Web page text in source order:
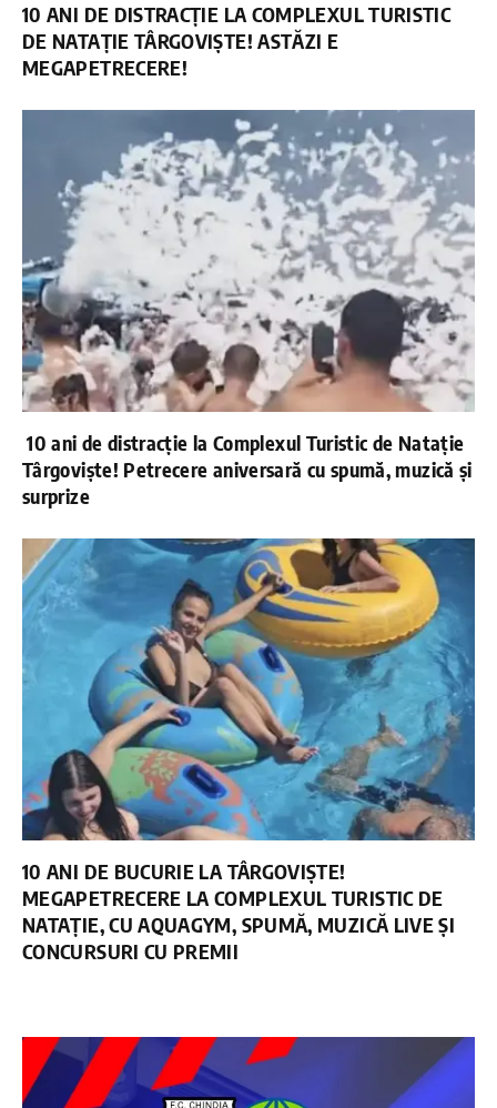
10 ANI DE DISTRACȚIE LA COMPLEXUL TURISTIC
DE NATAȚIE TÂRGOVIȘTE! ASTĂZI E
MEGAPETRECERE!
10 ani de distracție la Complexul Turistic de Natație
Târgoviște! Petrecere aniversară cu spumă, muzică și
surprize
10 ANI DE BUCURIE LA TÂRGOVIȘTE!
MEGAPETRECERE LA COMPLEXUL TURISTIC DE
NATAȚIE, CU AQUAGYM, SPUMĂ, MUZICĂ LIVE ȘI
CONCURSURI CU PREMII